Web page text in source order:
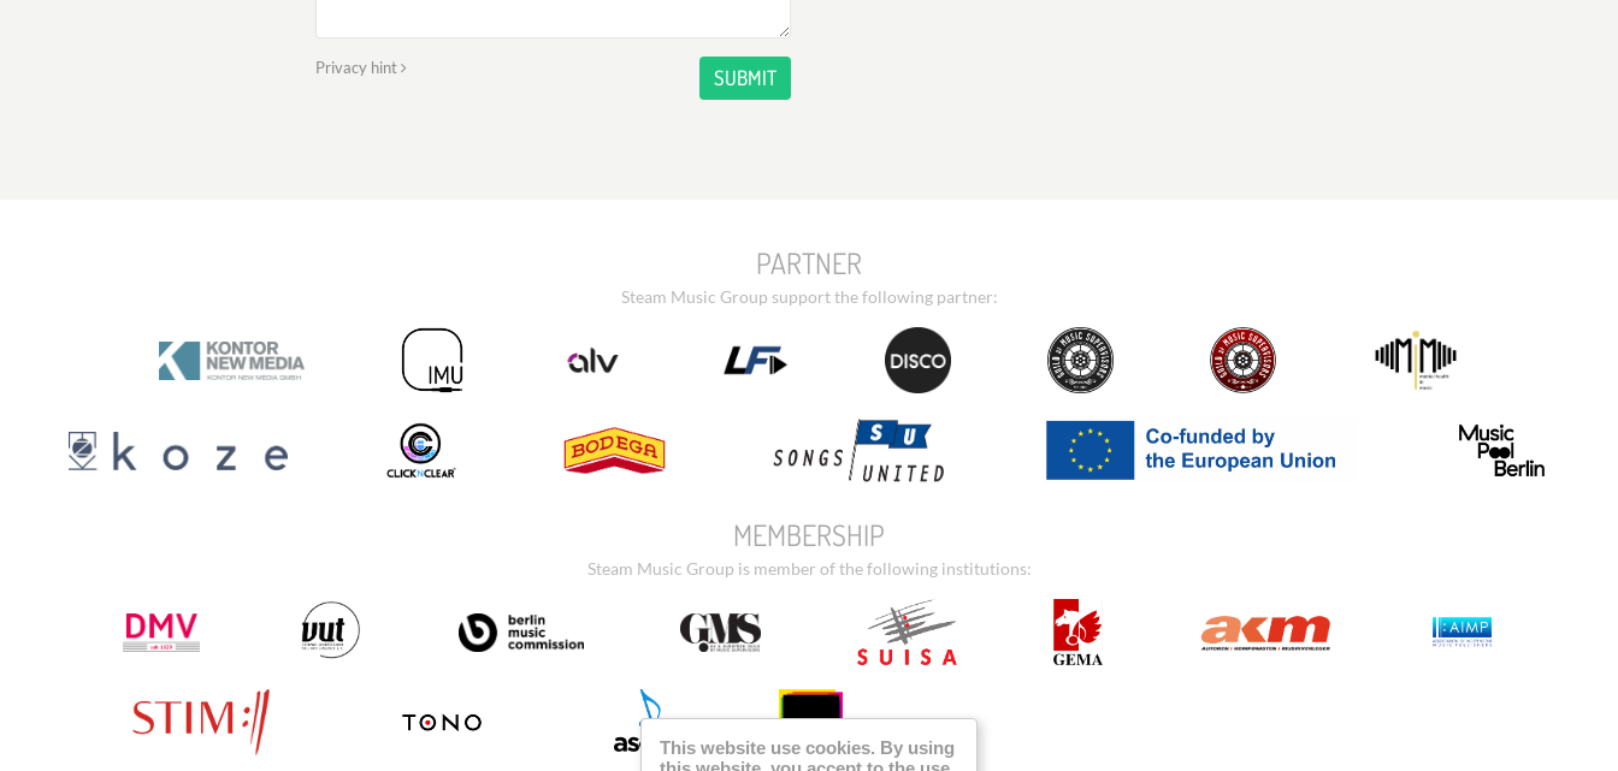
Privacy hint SUBMIT
PARTNER
Steam Music Group support the following partner:
MEMBERSHIP
Steam Music Group is member of the following institutions:
This website use cookies. By using